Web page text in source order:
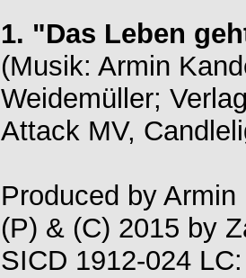
1. "Das Leben
(Musik: Armin
Weidemüller;
Attack MV,
Produced by Armin
(P) & (C) 2015 by
SICD 1912-024